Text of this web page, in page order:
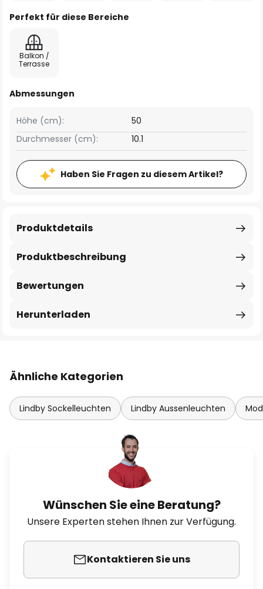
Perfekt für diese Bereiche
Balkon /
Terrasse
Abmessungen
Höhe (cm):
50
Durchmesser (cm):
10.1
Haben Sie Fragen zu diesem Artikel?
Produktbeschreibung
Produktdetails
Bewertungen
Herunterladen
Ähnliche Kategorien
Lindby Sockelleuchten Lindby Aussenleuchten
Wünschen Sie eine Beratung?
Unsere Experten stehen Ihnen zur Verfügung.
Kontaktieren Sie uns